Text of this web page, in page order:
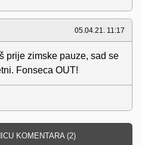
05.04.21. 11:17
prije zimske pauze, sad se
Fonseca OUT!
KOMENTARA (2)